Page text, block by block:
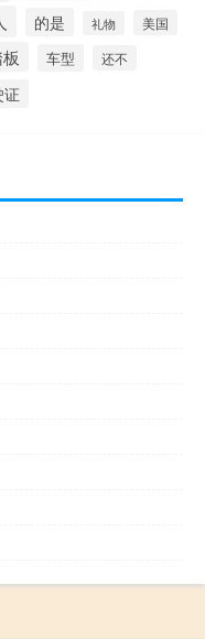
的是 礼物 美国
车型 还不